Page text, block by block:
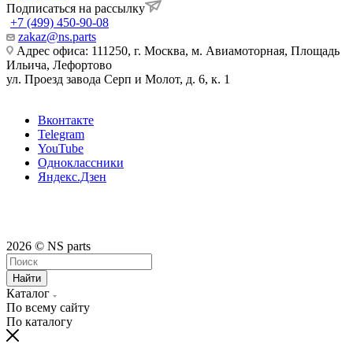
Подписаться на рассылку
+7 (499) 450-90-08
zakaz@ns.parts
Адрес офиса: 111250, г. Москва, м. Авиамоторная, Площадь
Ильича, Лефортово
ул. Проезд завода Серп и Молот, д. 6, к. 1
Вконтакте
Telegram
YouTube
Одноклассники
Яндекс.Дзен
2026 © NS parts
Найти
Каталог
По всему сайту
По каталогу